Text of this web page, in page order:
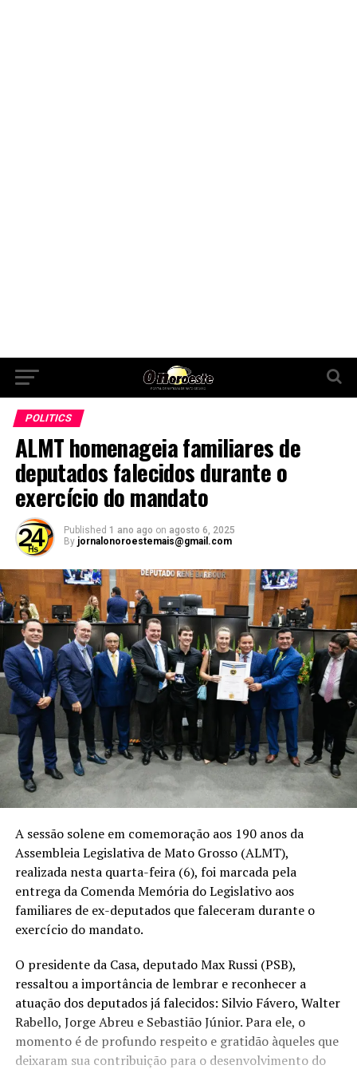
POLITICS
ALMT homenageia familiares de
deputados falecidos durante o
exercício do mandato
Published 1 ano ago on agosto 6, 2025
By jornalonoroestemais@gmail.com
A sessão solene em comemoração aos 190 anos da
Assembleia Legislativa de Mato Grosso (ALMT),
realizada nesta quarta-feira (6), foi marcada pela
entrega da Comenda Memória do Legislativo aos
familiares de ex-deputados que faleceram durante o
exercício do mandato.
O presidente da Casa, deputado Max Russi (PSB),
ressaltou a importância de lembrar e reconhecer a
atuação dos deputados já falecidos: Silvio Fávero, Walter
Rabello, Jorge Abreu e Sebastião Júnior. Para ele, o
momento é de profundo respeito e gratidão àqueles que
deixaram sua contribuição para o desenvolvimento do